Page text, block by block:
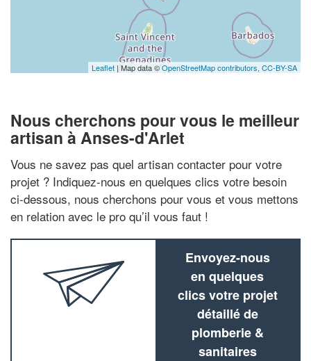
Leaflet | Map data ©OpenStreetMap contributors, CC-BY-SA
Nous cherchons pour vous le meilleur
artisan à Anses-d'Arlet
Vous ne savez pas quel artisan contacter pour votre
projet ? Indiquez-nous en quelques clics votre besoin
ci-dessous, nous cherchons pour vous et vous mettons
en relation avec le pro qu’il vous faut !
Envoyez-nous
en quelques
clics votre projet
détaillé de
plomberie &
sanitaires